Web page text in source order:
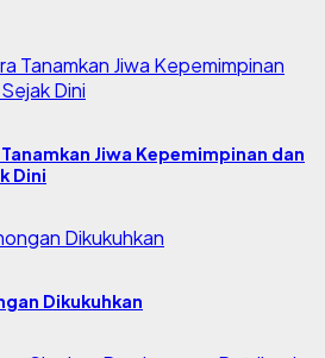
Jiwa Kepemimpinan dan
Dini
Dikukuhkan